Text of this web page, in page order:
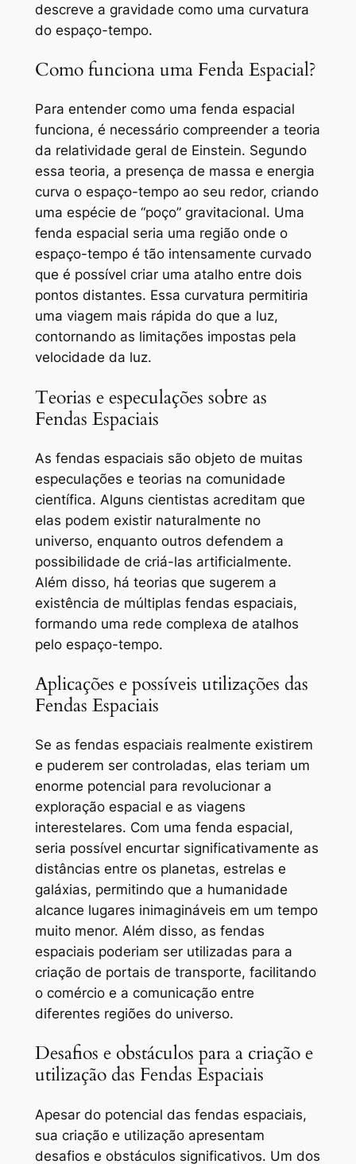
descreve a gravidade como uma curvatura
do espaço-tempo.
Como funciona uma Fenda Espacial?
Para entender como uma fenda espacial
funciona, é necessário compreender a teoria
da relatividade geral de Einstein. Segundo
essa teoria, a presença de massa e energia
curva o espaço-tempo ao seu redor, criando
uma espécie de “poço” gravitacional. Uma
fenda espacial seria uma região onde o
espaço-tempo é tão intensamente curvado
que é possível criar uma atalho entre dois
pontos distantes. Essa curvatura permitiria
uma viagem mais rápida do que a luz,
contornando as limitações impostas pela
velocidade da luz.
Teorias e especulações sobre as
Fendas Espaciais
As fendas espaciais são objeto de muitas
especulações e teorias na comunidade
científica. Alguns cientistas acreditam que
elas podem existir naturalmente no
universo, enquanto outros defendem a
possibilidade de criá-las artificialmente.
Além disso, há teorias que sugerem a
existência de múltiplas fendas espaciais,
formando uma rede complexa de atalhos
pelo espaço-tempo.
Aplicações e possíveis utilizações das
Fendas Espaciais
Se as fendas espaciais realmente existirem
e puderem ser controladas, elas teriam um
enorme potencial para revolucionar a
exploração espacial e as viagens
interestelares. Com uma fenda espacial,
seria possível encurtar significativamente as
distâncias entre os planetas, estrelas e
galáxias, permitindo que a humanidade
alcance lugares inimagináveis em um tempo
muito menor. Além disso, as fendas
espaciais poderiam ser utilizadas para a
criação de portais de transporte, facilitando
o comércio e a comunicação entre
diferentes regiões do universo.
Desafios e obstáculos para a criação e
utilização das Fendas Espaciais
Apesar do potencial das fendas espaciais,
sua criação e utilização apresentam
desafios e obstáculos significativos. Um dos